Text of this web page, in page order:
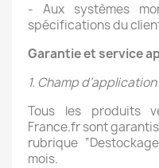
- Aux systèmes
spécifications du
Garantie et service
1. Champ
Tous les produits
France.fr sont
rubrique
mois.